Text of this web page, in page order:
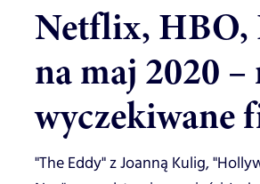
Netflix, HBO,
na maj 2020
wyczekiwane
"The Eddy" z Joanną Kulig,